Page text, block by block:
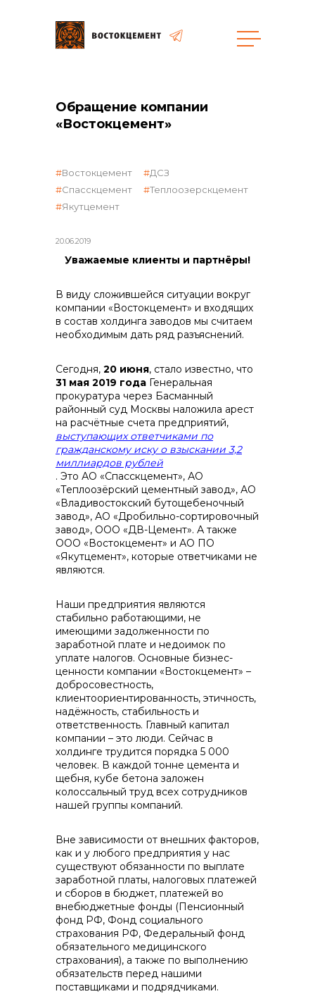
общая информация
объявленные закупки
реализация неликвидов
контакты отдела закупок
Контакты
+7 (423) 234 50 50
info@vostokcement.ru
Обращение компании
«Востокцемент»
20.06.2019
Востокцемент
ДСЗ
Спасскцемент
Теплоозерскцемент
Якутцемент
Уважаемые клиенты и партнёры!
В виду сложившейся ситуации вокруг
компании «Востокцемент» и входящих
в состав холдинга заводов мы считаем
необходимым дать ряд разъяснений.
Сегодня, 20 июня, стало известно, что
31 мая 2019 года Генеральная
прокуратура через Басманный
районный суд Москвы наложила арест
на расчётные счета предприятий,
выступающих ответчиками по
гражданскому иску о взыскании 3,2
миллиардов рублей
. Это АО «Спасскцемент», АО
«Теплоозёрский цементный завод», АО
«Владивостокский бутощебеночный
завод», АО «Дробильно-сортировочный
завод», ООО «ДВ-Цемент». А также
ООО «Востокцемент» и АО ПО
«Якутцемент», которые ответчиками не
являются.
Наши предприятия являются
стабильно работающими, не
имеющими задолженности по
заработной плате и недоимок по
уплате налогов. Основные бизнес-
ценности компании «Востокцемент» –
добросовестность,
клиентоориентированность, этичность,
надёжность, стабильность и
ответственность. Главный капитал
компании – это люди. Сейчас в
холдинге трудится порядка 5 000
человек. В каждой тонне цемента и
щебня, кубе бетона заложен
колоссальный труд всех сотрудников
нашей группы компаний.
Вне зависимости от внешних факторов,
как и у любого предприятия у нас
существуют обязанности по выплате
заработной платы, налоговых платежей
и сборов в бюджет, платежей во
внебюджетные фонды (Пенсионный
фонд РФ, Фонд социального
страхования РФ, Федеральный фонд
обязательного медицинского
страхования), а также по выполнению
обязательств перед нашими
поставщиками и подрядчиками.